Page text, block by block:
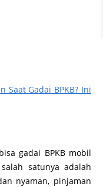
Saat Gadai BPKB? Ini
gadai BPKB mobil
satunya adalah
nyaman, pinjaman